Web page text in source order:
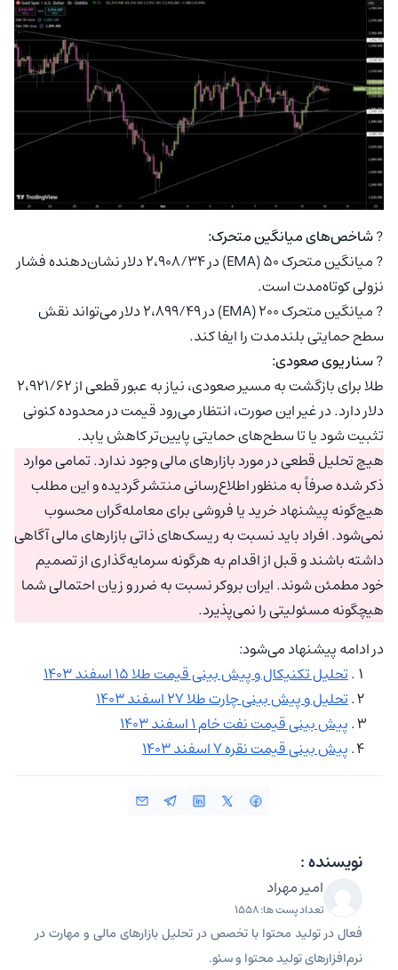
?شاخص‌های میانگین متحرک:
? میانگین متحرک ۵۰ (EMA) در ۲،۹۰۸/۳۴ دلار نشان‌دهنده فشار
نزولی کوتاه‌مدت است.
? میانگین متحرک ۲۰۰ (EMA) در ۲،۸۹۹/۴۹ دلار می‌تواند نقش
سطح حمایتی بلندمدت را ایفا کند.
?سناریوی صعودی:
طلا برای بازگشت به مسیر صعودی، نیاز به عبور قطعی از ۲،۹۲۱/۶۲
دلار دارد. در غیر این صورت، انتظار می‌رود قیمت در محدوده کنونی
تثبیت شود یا تا سطح‌های حمایتی پایین‌تر کاهش یابد.
هیچ تحلیل قطعی در مورد بازارهای مالی وجود ندارد. تمامی موارد
ذکر شده صرفاً به منظور اطلاع‌رسانی منتشر گردیده و این مطلب
هیچ‌گونه پیشنهاد خرید یا فروشی برای معامله‌گران محسوب
نمی‌شود. افراد باید نسبت به ریسک‌های ذاتی بازارهای مالی آگاهی
داشته باشند و قبل از اقدام به هرگونه سرمایه‌گذاری از تصمیم
خود مطمئن شوند. ایران بروکر نسبت به ضرر و زیان احتمالی شما
هیچگونه مسئولیتی را نمی‌پذیرد.
در ادامه پیشنهاد می‌شود:
تحلیل تکنیکال و پیش بینی قیمت طلا ۱۵ اسفند ۱۴۰۳
تحلیل و پیش بینی چارت طلا ۲۷ اسفند ۱۴۰۳
پیش بینی قیمت نفت خام ۱ اسفند ۱۴۰۳
پیش بینی قیمت نقره ۷ اسفند ۱۴۰۳
نویسنده :
امیر مهراد
تعداد پست ها: 1558
فعال در تولید محتوا با تخصص در تحلیل بازارهای مالی و مهارت در
نرم‌افزارهای تولید محتوا و سئو.